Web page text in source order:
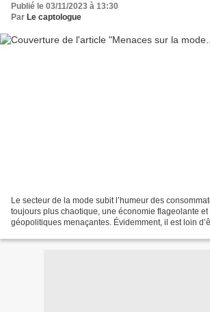
Publié le 03/11/2023 à 13:30
Par Le captologue
Le secteur de la mode subit l’humeur des
toujours plus chaotique, une économie flageolante
géopolitiques menaçantes. Évidemment, il est loin